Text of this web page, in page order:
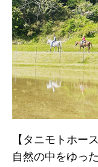
【タニモトホー
自然の中をゆっ